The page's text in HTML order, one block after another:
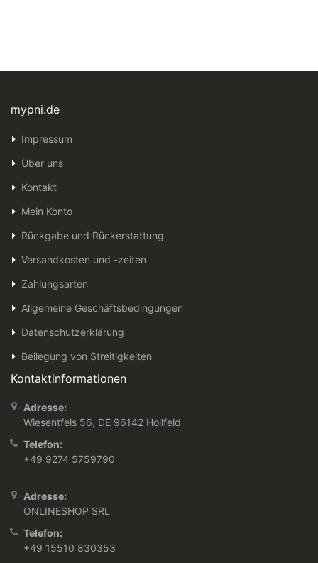
mypni.de
Impressum
Über uns
Kontakt
Mein Konto
Rückgabe und Rückerstattung
Versandkosten und -zeiten
Zahlungsarten
Allgemeine Geschäftsbedingungen
Datenschutzerklärung
Beilegung von Streitigkeiten
Kontaktinformationen
Adresse:
Wiesentfels 56, DE 96142 Hollfeld
Telefon:
+49 9274 5759790
Adresse:
ONLINESHOP SRL
Telefon:
+49 15510 830353